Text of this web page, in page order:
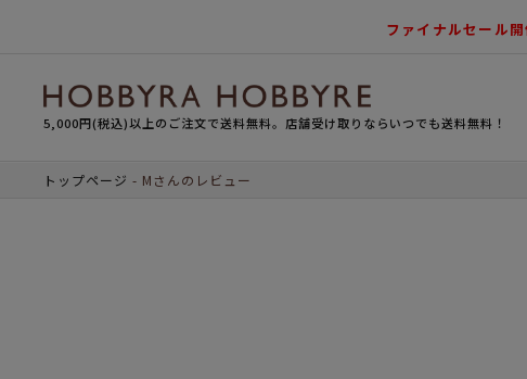
ファイナルセール
5,000円(税込)以上のご注文で送料無料。店舗受け取りならいつでも送料無料！
トップページ Mさんのレビュー